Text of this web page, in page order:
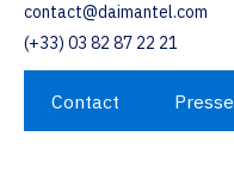
contact@daimantel.com
(+33) 03 82 87 22 21
Contact Presse